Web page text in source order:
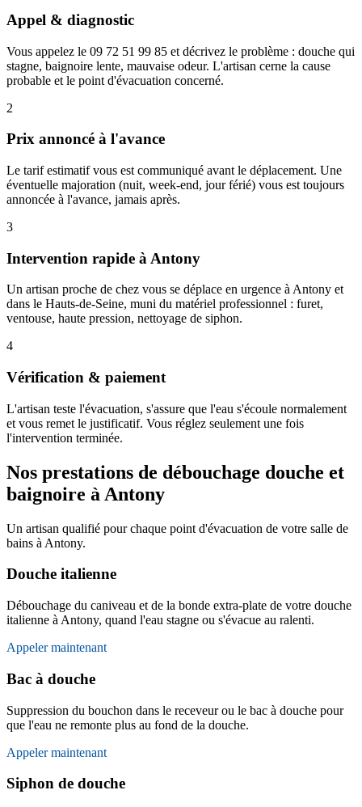
Appel & diagnostic
Vous appelez le 09 72 51 99 85 et décrivez le problème : douche qui
stagne, baignoire lente, mauvaise odeur. L'artisan cerne la cause
probable et le point d'évacuation concerné.
2
Prix annoncé à l'avance
Le tarif estimatif vous est communiqué avant le déplacement. Une
éventuelle majoration (nuit, week-end, jour férié) vous est toujours
annoncée à l'avance, jamais après.
3
Intervention rapide à Antony
Un artisan proche de chez vous se déplace en urgence à Antony et
dans le Hauts-de-Seine, muni du matériel professionnel : furet,
ventouse, haute pression, nettoyage de siphon.
4
Vérification & paiement
L'artisan teste l'évacuation, s'assure que l'eau s'écoule normalement
et vous remet le justificatif. Vous réglez seulement une fois
l'intervention terminée.
Nos prestations de débouchage douche et
baignoire à Antony
Un artisan qualifié pour chaque point d'évacuation de votre salle de
bains à Antony.
Douche italienne
Débouchage du caniveau et de la bonde extra-plate de votre douche
italienne à Antony, quand l'eau stagne ou s'évacue au ralenti.
Appeler maintenant
Bac à douche
Suppression du bouchon dans le receveur ou le bac à douche pour
que l'eau ne remonte plus au fond de la douche.
Appeler maintenant
Siphon de douche